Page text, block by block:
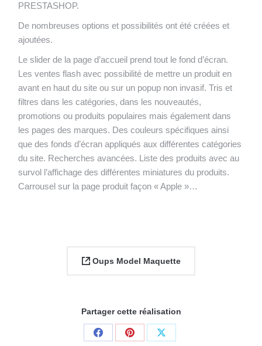
PRESTASHOP.
De nombreuses options et possibilités ont été créées et
ajoutées.
Le slider de la page d’accueil prend tout le fond d’écran.
Les ventes flash avec possibilité de mettre un produit en
avant en haut du site ou sur un popup non invasif. Tris et
filtres dans les catégories, dans les nouveautés,
promotions ou produits populaires mais également dans
les pages des marques. Des couleurs spécifiques ainsi
que des fonds d’écran appliqués aux différentes catégories
du site. Recherches avancées. Liste des produits avec au
survol l’affichage des différentes miniatures du produits.
Carrousel sur la page produit façon « Apple »…
Oups Model Maquette
Partager cette réalisation
Share
Share
Share